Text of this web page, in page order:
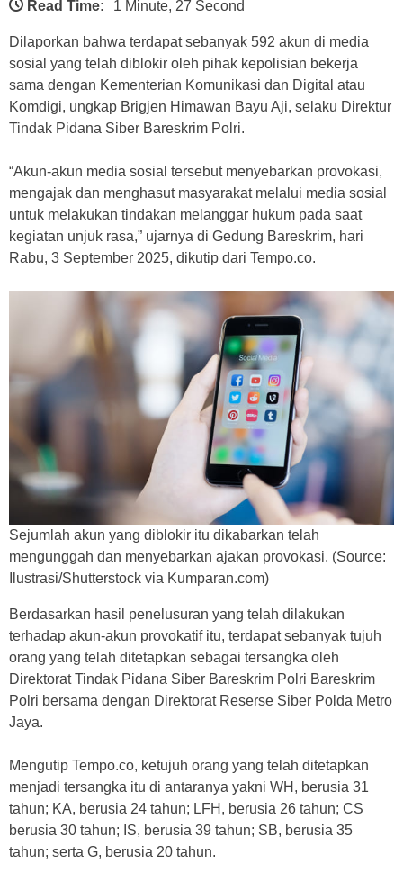
Read Time: 1 Minute, 27 Second
Dilaporkan bahwa terdapat sebanyak 592 akun di media
sosial yang telah diblokir oleh pihak kepolisian bekerja
sama dengan Kementerian Komunikasi dan Digital atau
Komdigi, ungkap Brigjen Himawan Bayu Aji, selaku Direktur
Tindak Pidana Siber Bareskrim Polri.
“Akun-akun media sosial tersebut menyebarkan provokasi,
mengajak dan menghasut masyarakat melalui media sosial
untuk melakukan tindakan melanggar hukum pada saat
kegiatan unjuk rasa,” ujarnya di Gedung Bareskrim, hari
Rabu, 3 September 2025, dikutip dari Tempo.co.
Sejumlah akun yang diblokir itu dikabarkan telah
mengunggah dan menyebarkan ajakan provokasi. (Source:
Ilustrasi/Shutterstock via Kumparan.com)
Berdasarkan hasil penelusuran yang telah dilakukan
terhadap akun-akun provokatif itu, terdapat sebanyak tujuh
orang yang telah ditetapkan sebagai tersangka oleh
Direktorat Tindak Pidana Siber Bareskrim Polri Bareskrim
Polri bersama dengan Direktorat Reserse Siber Polda Metro
Jaya.
Mengutip Tempo.co, ketujuh orang yang telah ditetapkan
menjadi tersangka itu di antaranya yakni WH, berusia 31
tahun; KA, berusia 24 tahun; LFH, berusia 26 tahun; CS
berusia 30 tahun; IS, berusia 39 tahun; SB, berusia 35
tahun; serta G, berusia 20 tahun.